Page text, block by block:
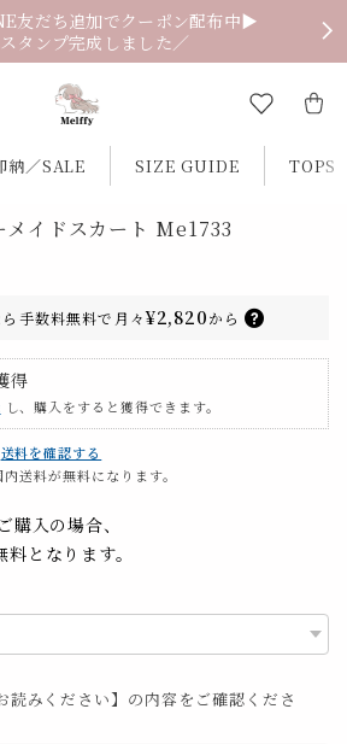
友だち追加でクーポン配布中▶
タンプ完成しました／
納／SALE SIZE GUIDE TOPS
メイドスカート Me1733
手数料無料で 月々¥2,820から
得
し、購入をすると獲得できます。
送料を確認する
送料が無料になります。
入の場合、
となります。
読みください】の内容をご確認くださ